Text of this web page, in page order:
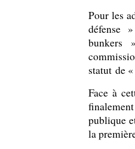
Pour les
défense
bunkers
statut de
Face à
publique
la